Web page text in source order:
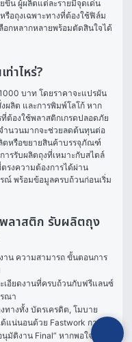
ขึ้น ผู้ผลิตแต่ละรายมีจุดเด่น
รือถุงเฉพาะทางที่ต้องใช้ฟิล์ม
อกหลากหลายพร้อมตัดสินใจได้
าไหร่?
บาท โดยราคาจะแปรผัน
ลิต และการพิมพ์โลโก้ หาก
ต้องใช้พลาสติกเกรดปลอดภัย
นวนมากจะช่วยลดต้นทุนต่อ
ตหรือขยายสินค้าบรรจุภัณฑ์
ารรับผลิตถุงที่เหมาะกับสไตล์
ณ์ พร้อมข้อมูลครบถ้วนก่อนเริ่ม
ลาสติก รับผลิตถุง
น ความสามารถ ขั้นตอนการ
เอียดงานที่ครบถ้วนกับฟรีแลนซ์
ณา
ทางทั้ง บัตรเครดิต, โมบาย
แน่นอนด้วย Fastwork การันตี
ติงาน Final” หากพอใจในผล